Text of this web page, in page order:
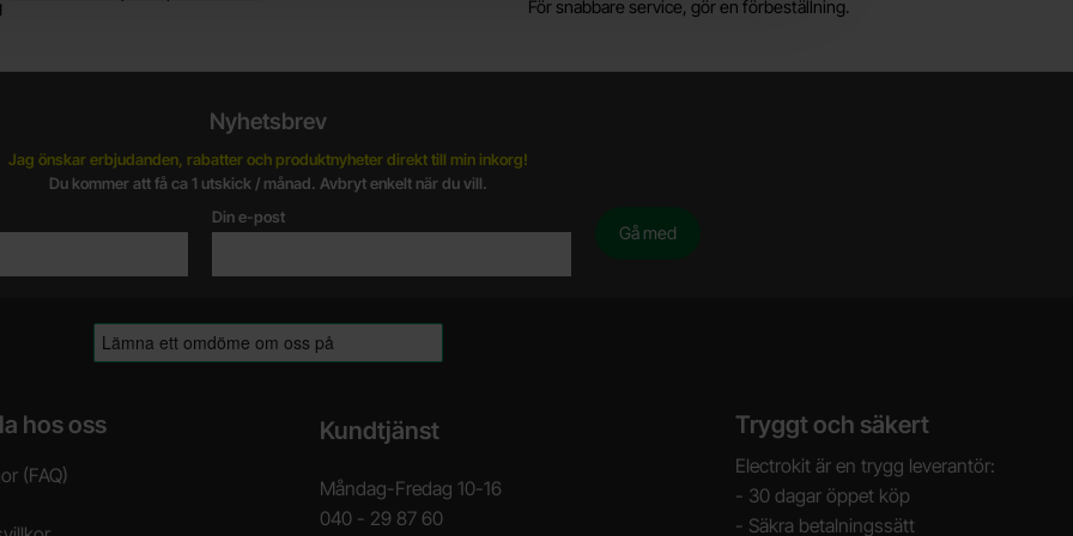
För snabbare service, gör en förbeställning.
Nyhetsbrev
Jag önskar erbjudanden, rabatter och produktnyheter direkt till min inkorg!
Du kommer att få ca 1 utskick / månad. Avbryt enkelt när du vill.
Din e-post
hos oss
(FAQ)
Kundtjänst
Måndag-Fredag 10-16
040 - 29 87 60
Tryggt och säkert
Electrokit är en trygg leverantör:
- 30 dagar öppet köp
- Säkra betalningssätt